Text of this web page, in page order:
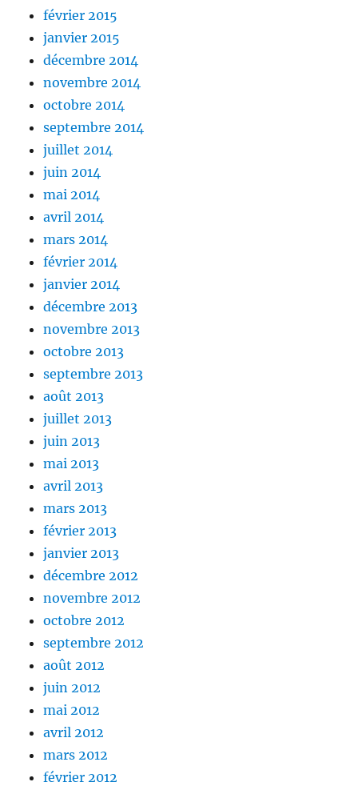
février 2015
janvier 2015
décembre 2014
novembre 2014
octobre 2014
septembre 2014
juillet 2014
juin 2014
mai 2014
avril 2014
mars 2014
février 2014
janvier 2014
décembre 2013
novembre 2013
octobre 2013
septembre 2013
août 2013
juillet 2013
juin 2013
mai 2013
avril 2013
mars 2013
février 2013
janvier 2013
décembre 2012
novembre 2012
octobre 2012
septembre 2012
août 2012
juin 2012
mai 2012
avril 2012
mars 2012
février 2012